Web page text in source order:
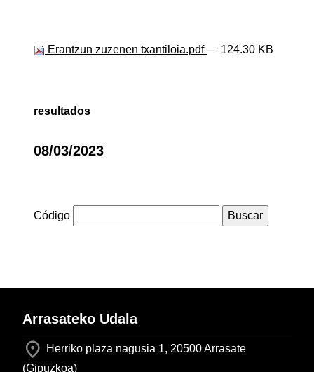
Erantzun zuzenen txantiloia.pdf— 124.30 KB
resultados
08/03/2023
Código
Arrasateko Udala
Herriko plaza nagusia 1, 20500 Arrasate
(Gipuzkoa)